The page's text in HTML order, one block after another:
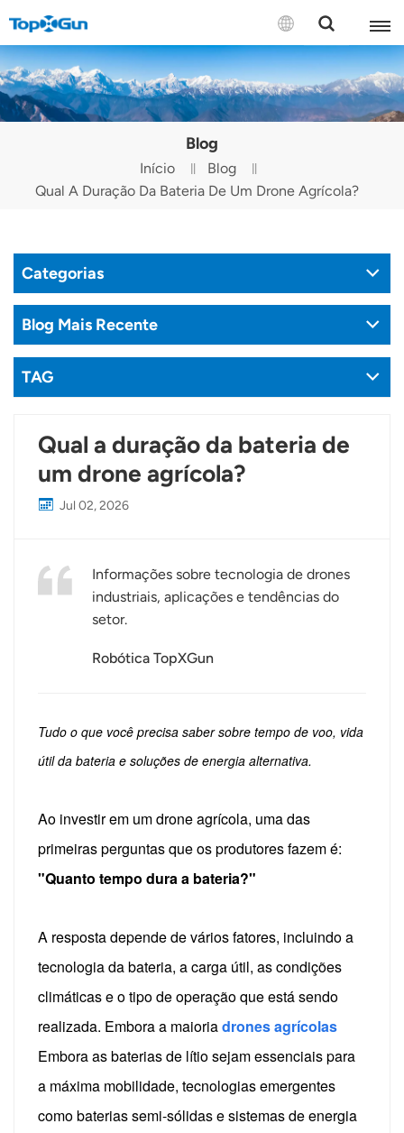
CONTATE-NOS
English
Русский
Tiếng Việt
Blog
Início
Blog
Qual A Duração Da Bateria De Um Drone Agrícola?
Categorias
Blog Mais Recente
TAG
Qual a duração da bateria de
um drone agrícola?
Jul 02, 2026
Informações sobre tecnologia de drones
industriais, aplicações e tendências do
setor.
Robótica TopXGun
Tudo o que você precisa saber sobre tempo de voo, vida
útil da bateria e soluções de energia alternativa.
Ao investir em um drone agrícola, uma das
primeiras perguntas que os produtores fazem é:
"Quanto tempo dura a bateria?"
A resposta depende de vários fatores, incluindo a
tecnologia da bateria, a carga útil, as condições
climáticas e o tipo de operação que está sendo
realizada. Embora a maioriadrones agrícolas
Embora as baterias de lítio sejam essenciais para
a máxima mobilidade, tecnologias emergentes
como baterias semi-sólidas e sistemas de energia